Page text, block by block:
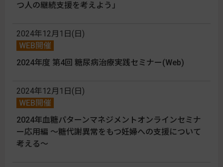
つ人の継続支援を考えよう」
2024年12月1日(日)
WEB開催
2024年度 第4回 糖尿病治療実践セミナー(Web)
2024年12月1日(日)
WEB開催
2024年血糖パターンマネジメントオンラインセミナ
ー応用編 ～糖代謝異常をもつ妊婦への支援について
考える～